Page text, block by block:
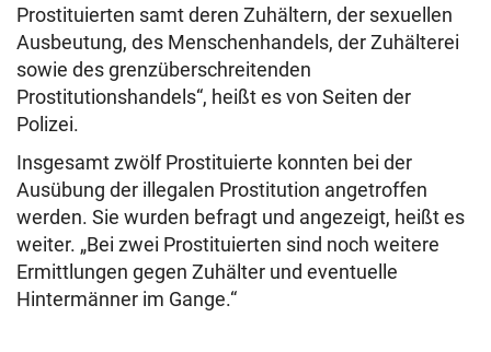
Prostituierten samt deren Zuhältern, der sexuellen
Ausbeutung, des Menschenhandels, der Zuhälterei
sowie des grenzüberschreitenden
Prostitutionshandels“, heißt es von Seiten der
Polizei.
Insgesamt zwölf Prostituierte konnten bei der
Ausübung der illegalen Prostitution angetroffen
werden. Sie wurden befragt und angezeigt, heißt es
weiter. „Bei zwei Prostituierten sind noch weitere
Ermittlungen gegen Zuhälter und eventuelle
Hintermänner im Gange.“